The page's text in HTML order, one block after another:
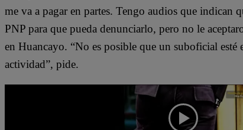
me va a pagar en partes. Tengo audios que indican
PNP para que pueda denunciarlo, pero no le
en Huancayo. “No es posible que un suboficial esté
actividad”, pide.